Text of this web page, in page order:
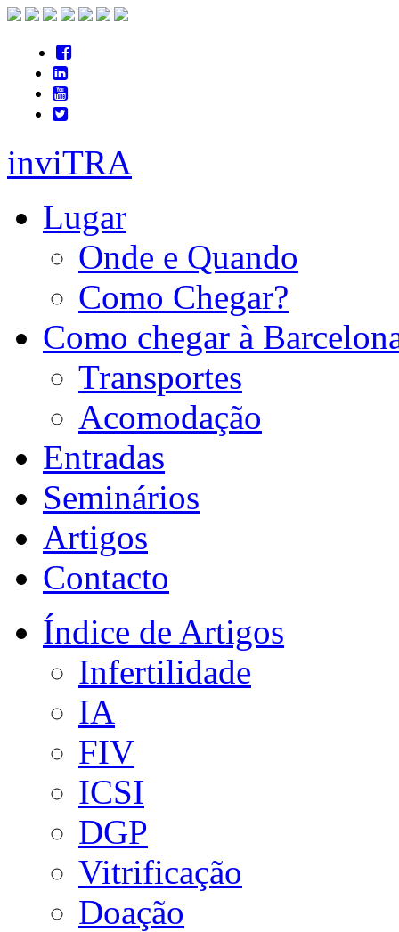
inviTRA
Lugar
Onde e Quando
Como Chegar?
Como chegar à
Transportes
Acomodação
Entradas
Seminários
Artigos
Contacto
Índice de Artigos
Infertilidade
IA
FIV
ICSI
DGP
Vitrificação
Doação